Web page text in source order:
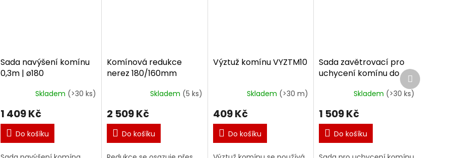
Sada navýšení komínu
0,3m | ø180
Skladem (>30 ks)
1 409 Kč
Do košíku
Komínová redukce
nerez 180/160mm
Skladem (5 ks)
2 509 Kč
Do košíku
Výztuž komínu VYZTM10
Skladem (>30 m)
409 Kč
Do košíku
Sada zavětrovací pro
uchycení komínu do
Skladem (>30 ks)
1 509 Kč
Do košíku
Další
produkt